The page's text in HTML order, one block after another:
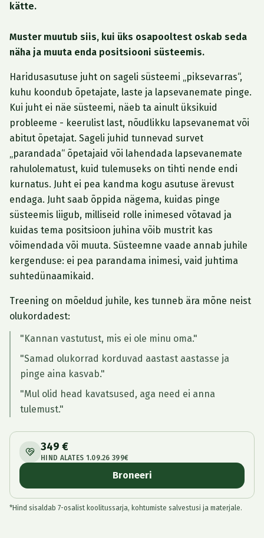
kätte.
Muster muutub siis, kui üks osapooltest oskab seda
näha ja muuta enda positsiooni süsteemis.
Haridusasutuse juht on sageli süsteemi „piksevarras“,
kuhu koondub õpetajate, laste ja lapsevanemate pinge.
Kui juht ei näe süsteemi, näeb ta ainult üksikuid
probleeme - keerulist last, nõudlikku lapsevanemat või
abitut õpetajat. Sageli juhid tunnevad survet
„parandada“ õpetajaid või lahendada lapsevanemate
rahulolematust, kuid tulemuseks on tihti nende endi
kurnatus. Juht ei pea kandma kogu asutuse ärevust
endaga. Juht saab õppida nägema, kuidas pinge
süsteemis liigub, milliseid rolle inimesed võtavad ja
kuidas tema positsioon juhina võib mustrit kas
võimendada või muuta. Süsteemne vaade annab juhile
kergenduse: ei pea parandama inimesi, vaid juhtima
suhtedünaamikaid.
Treening on mõeldud juhile, kes tunneb ära mõne neist
olukordadest:
"Kannan vastutust, mis ei ole minu oma."
"Samad olukorrad korduvad aastast aastasse ja
pinge aina kasvab."
"Mul olid head kavatsused, aga need ei anna
tulemust."
349 €
HIND ALATES 1.09.26 399€
Broneeri
*Hind sisaldab 7-osalist koolitussarja, kohtumiste salvestusi ja materjale.